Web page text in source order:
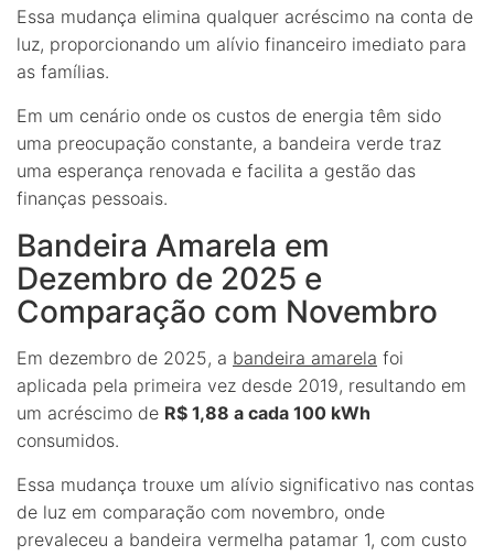
Essa mudança elimina qualquer acréscimo na conta de
luz, proporcionando um alívio financeiro imediato para
as famílias.
Em um cenário onde os custos de energia têm sido
uma preocupação constante, a bandeira verde traz
uma esperança renovada e facilita a gestão das
finanças pessoais.
Bandeira Amarela em
Dezembro de 2025 e
Comparação com Novembro
Em dezembro de 2025, a bandeira amarela foi
aplicada pela primeira vez desde 2019, resultando em
um acréscimo de R$ 1,88 a cada 100 kWh
consumidos.
Essa mudança trouxe um alívio significativo nas contas
de luz em comparação com novembro, onde
prevaleceu a bandeira vermelha patamar 1, com custo